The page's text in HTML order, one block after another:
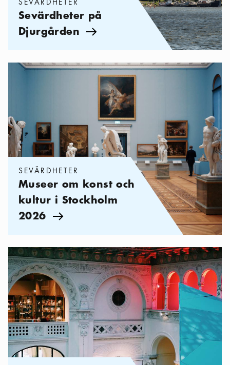
Sevärdheter på
Djurgården Pil ikon
Kategorier:Sevärdheter, Museer om konst och kultur i
SEVÄRDHETER
Museer om konst och
kultur i Stockholm
2026 Pil ikon
Kategorier:Sevärdheter, Kvällsöppna museer i Stockholm